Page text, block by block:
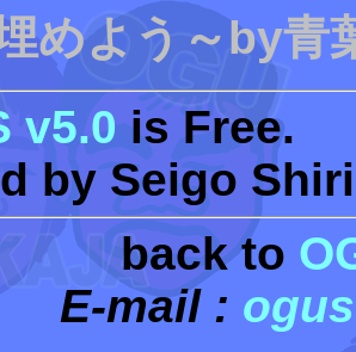
めよう～by
v5.0 is Free.
by Seigo
back to
E-mail :